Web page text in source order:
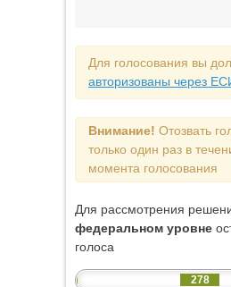
Для голосования вы
авторизованы через
Внимание! Отозвать
только один раз в
момента голосования
Для рассмотрения
федеральном уровне
голоса
278